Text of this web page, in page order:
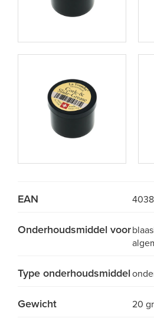
EAN
Onderhoudsmiddel voor
Type onderhoudsmiddel
Gewicht 20 gr